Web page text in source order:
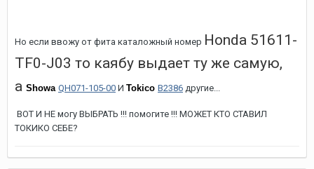
Но если ввожу от фита каталожный номер Honda 51611-
TF0-J03 то каябу выдает ту же самую,
а Showa QH071-105-00 И Tokico B2386 другие...
ВОТ И НЕ могу ВЫБРАТЬ !!! помогите !!! МОЖЕТ КТО СТАВИЛ
ТОКИКО СЕБЕ?